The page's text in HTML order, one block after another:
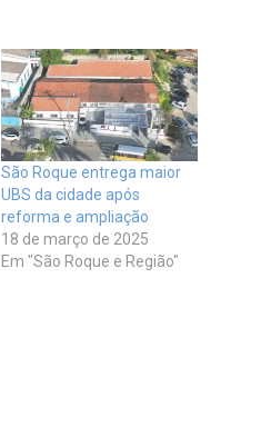
São Roque entrega maior
UBS da cidade após
reforma e ampliação
18 de março de 2025
Em "São Roque e Região"